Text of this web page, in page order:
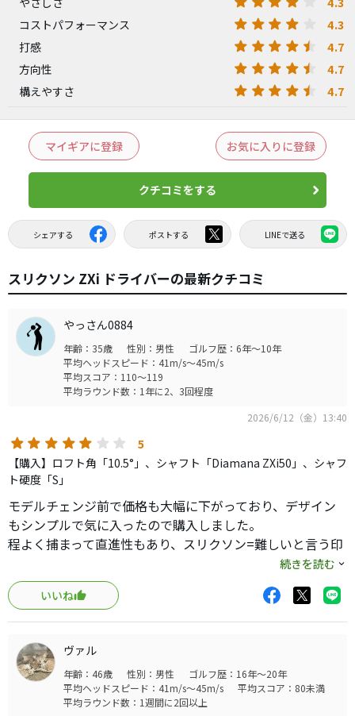
コストパフォーマンス 4.3
打感 4.7
方向性 4.7
構えやすさ 4.7
マイギアに登録 お気に入りに登録
クチコミをする
シェアする ポストする LINEで送る
スリクソン ZXi ドライバーの最新クチコミ
やっさん0884
年齢：35歳 性別：男性
ゴルフ歴：6年～10年
平均ヘッドスピード：41m/s～45m/s
平均スコア：110～119
平均ラウンド数：1年に2、3回程度
2026/6/12（金）13:40
5
【購入】ロフト角「10.5°」、シャフト「Diamana ZXi50」、シャフ
ト硬度「S」
モデルチェンジ前で価格も大幅に下がっており、デザイン
もシンプルで気に入ったので購入しました。
程よく捕まって直進性もあり、スリクソン=難しいと言う印
象がありましたが、全くそんなことはありませんでした。
打感は柔らかく球をグシャッと潰すような感じで、打球音
も低めの金属音でした。
重量が軽めなので最初は合わないかと思いましたがそんな
こともなく、体への負担も少なく楽に振れそうだなと思い
ました。
何度か練習場で使ってますが問題なく使えています。
続きを読む
いいね
ヴァル
年齢：46歳 性別：男性
ゴルフ歴：16年～20年
平均ヘッドスピード：41m/s～45m/s
平均スコア：80未満
平均ラウンド数：1週間に2回以上